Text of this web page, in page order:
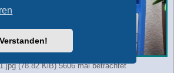
Verstanden!
(78.82 KiB) 5606 mal betrachtet